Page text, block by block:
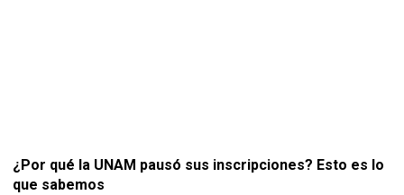
¿Por qué la UNAM pausó sus inscripciones? Esto es lo
que sabemos